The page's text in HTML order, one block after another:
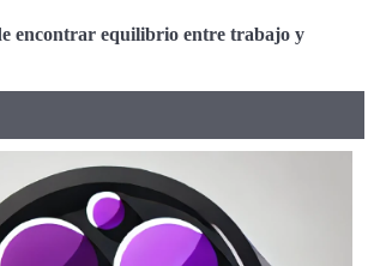
encontrar equilibrio entre trabajo y